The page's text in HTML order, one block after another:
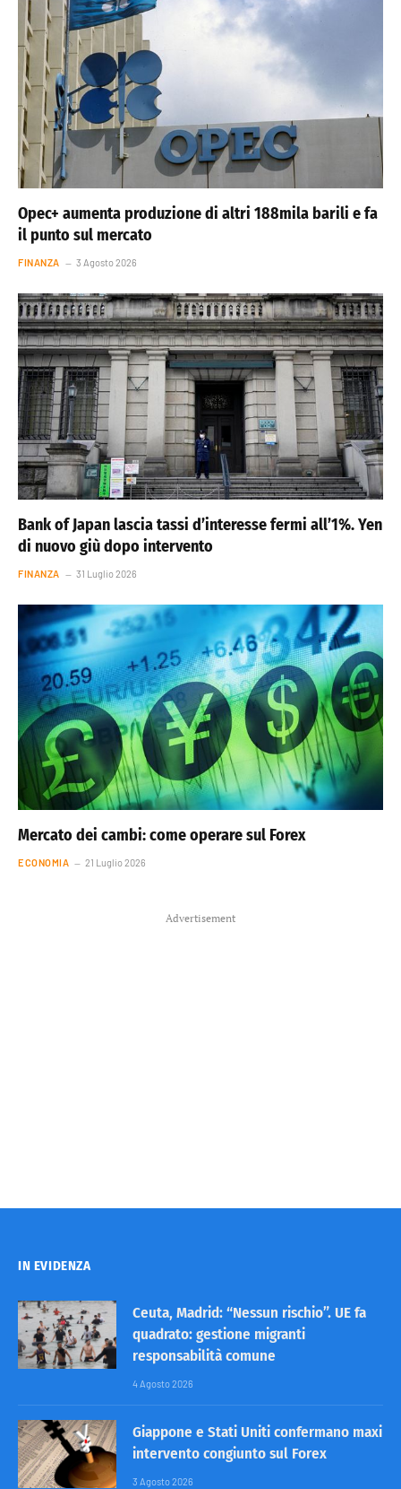
Opec+ aumenta produzione di altri 188mila barili e fa
il punto sul mercato
FINANZA 3 Agosto 2026
Bank of Japan lascia tassi d’interesse fermi all’1%. Yen
di nuovo giù dopo intervento
FINANZA 31 Luglio 2026
Mercato dei cambi: come operare sul Forex
ECONOMIA 21 Luglio 2026
Advertisement
IN EVIDENZA
Ceuta, Madrid: “Nessun rischio”. UE fa
quadrato: gestione migranti
responsabilità comune
4 Agosto 2026
Giappone e Stati Uniti confermano maxi
intervento congiunto sul Forex
3 Agosto 2026